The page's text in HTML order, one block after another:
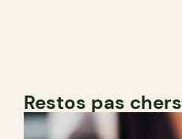
Restos pas chers